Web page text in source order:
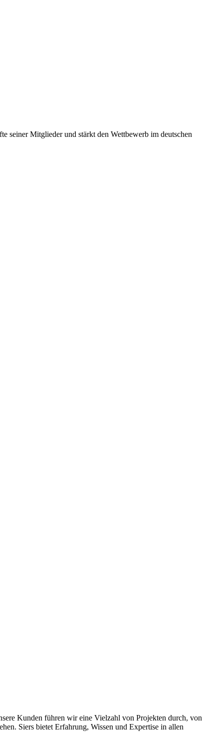
seiner Mitglieder und stärkt den Wettbewerb im deutschen
Kunden führen wir eine Vielzahl von Projekten durch, von
Siers bietet Erfahrung, Wissen und Expertise in allen